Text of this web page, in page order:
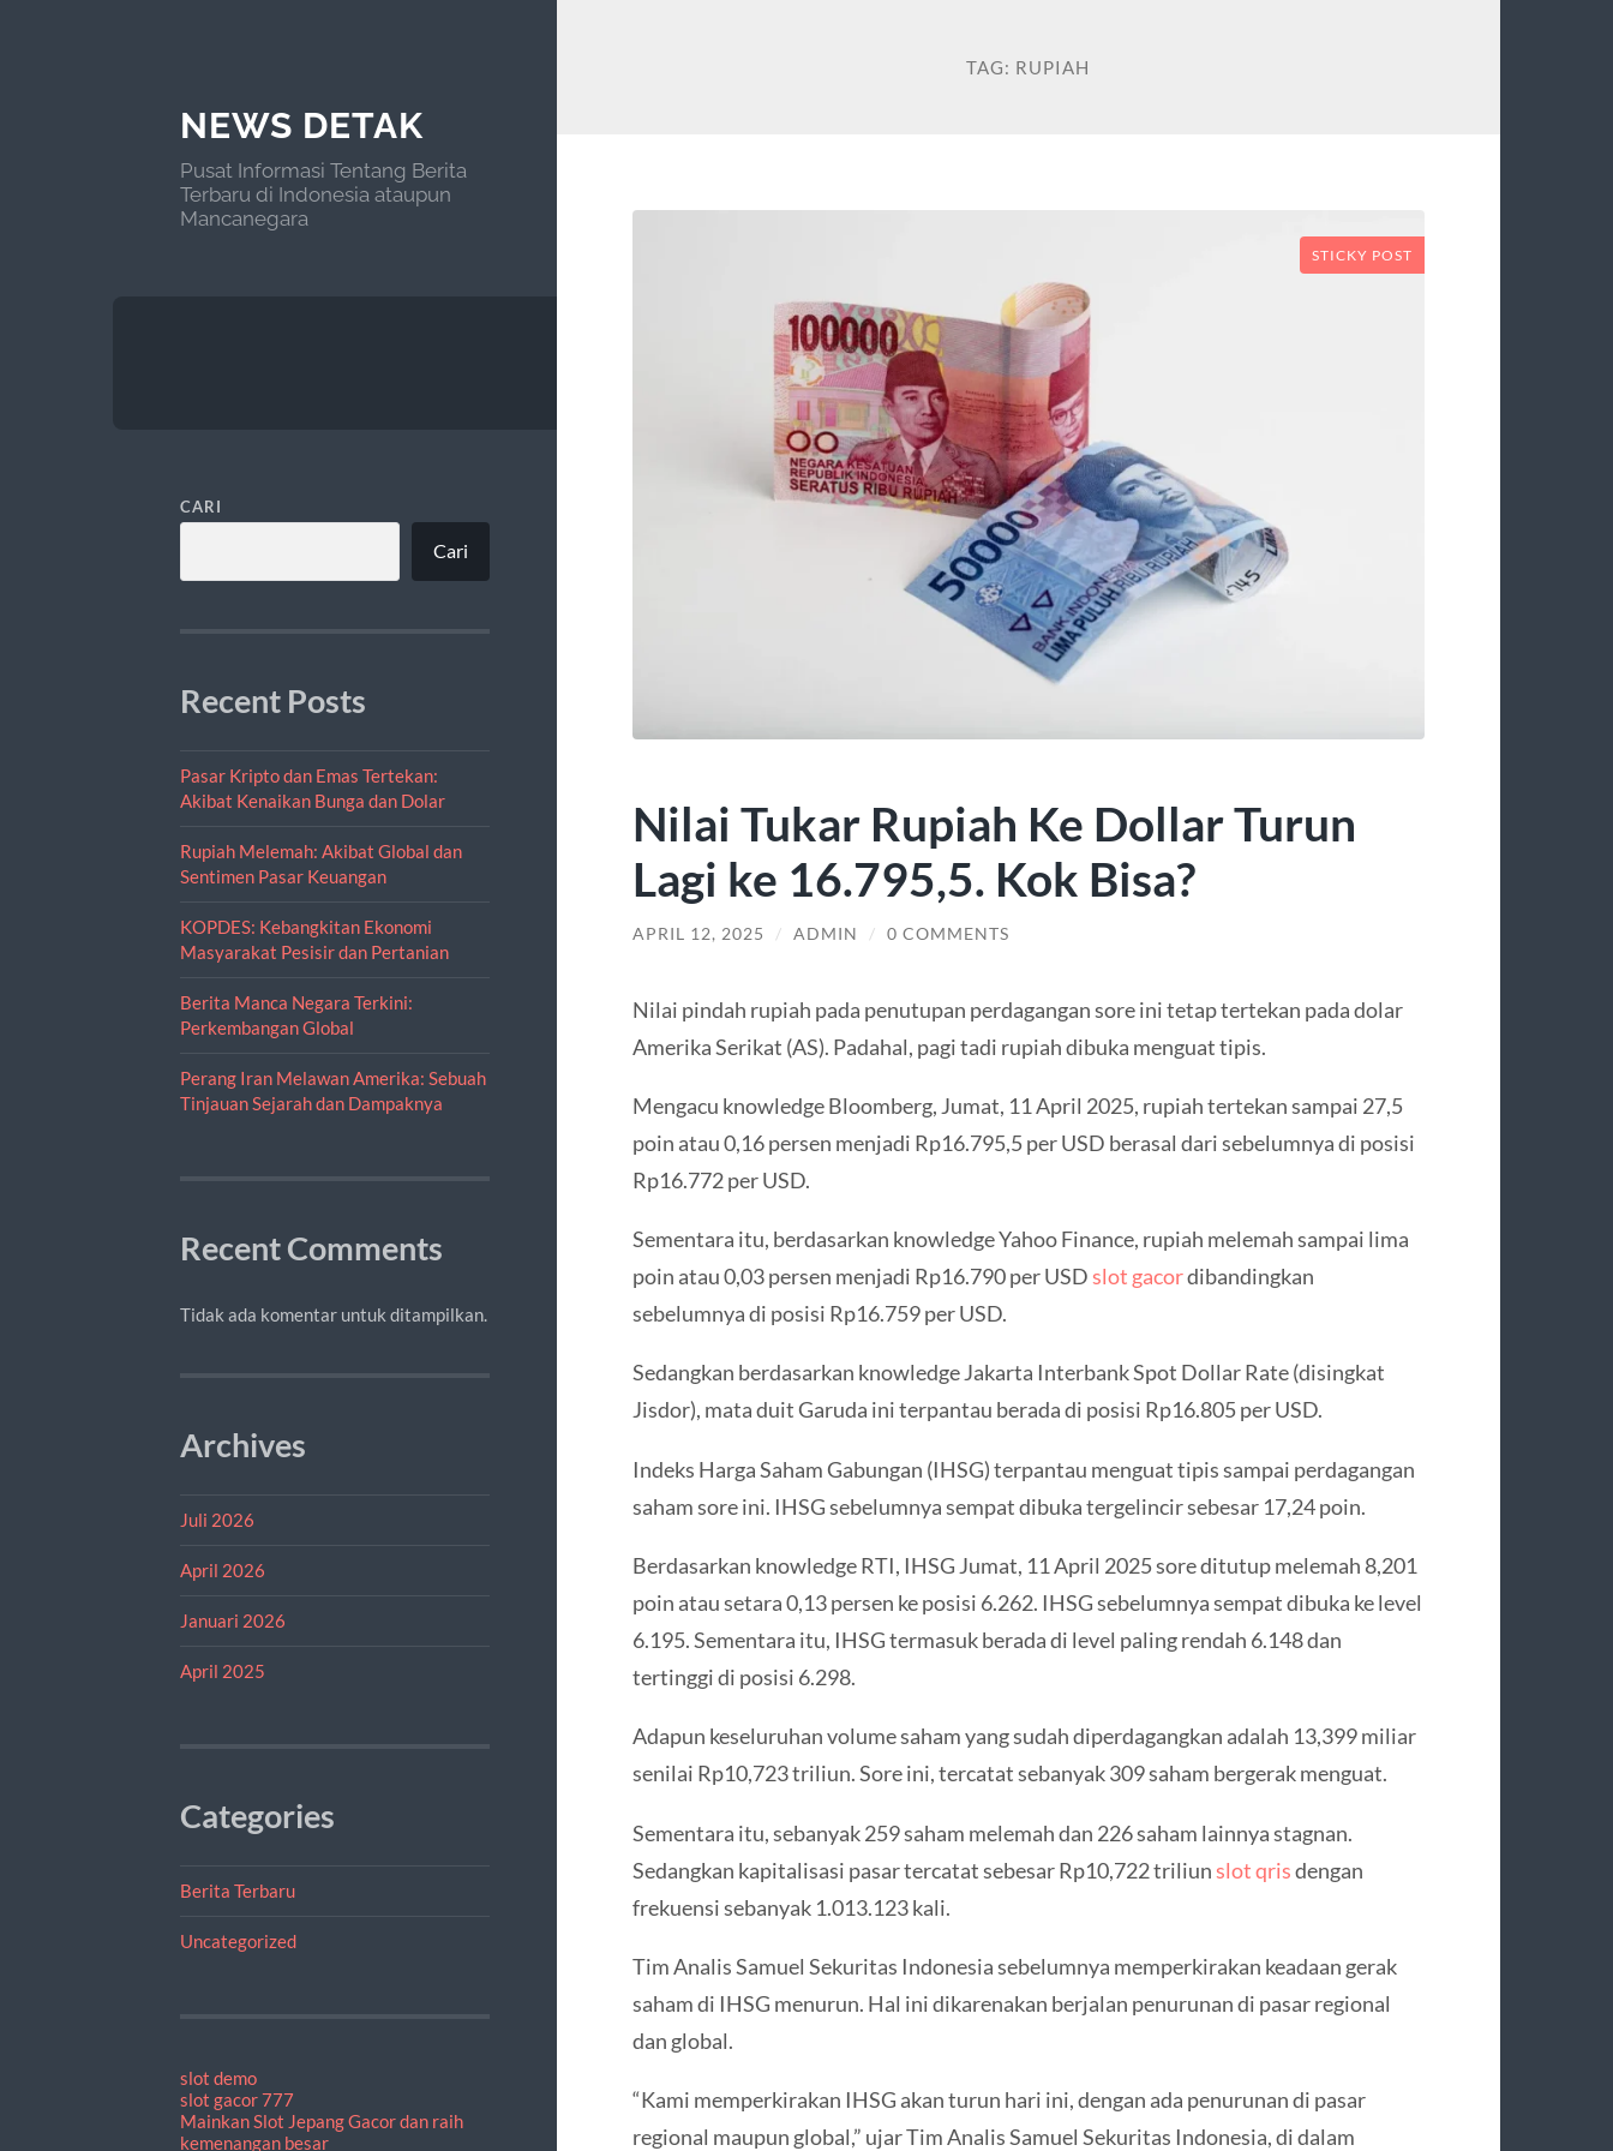
NEWS DETAK
Pusat Informasi Tentang Berita
Terbaru di Indonesia ataupun
Mancanegara
CARI
Cari
Recent Posts
Pasar Kripto dan Emas Tertekan:
Akibat Kenaikan Bunga dan Dolar
Rupiah Melemah: Akibat Global dan
Sentimen Pasar Keuangan
KOPDES: Kebangkitan Ekonomi
Masyarakat Pesisir dan Pertanian
Berita Manca Negara Terkini:
Perkembangan Global
Perang Iran Melawan Amerika: Sebuah
Tinjauan Sejarah dan Dampaknya
Recent Comments
Tidak ada komentar untuk ditampilkan.
Archives
Juli 2026
April 2026
Januari 2026
April 2025
Categories
Berita Terbaru
Uncategorized
slot demo
slot gacor 777
Mainkan Slot Jepang Gacor dan raih
kemenangan besar
TAG: RUPIAH
STICKY POST
Nilai Tukar Rupiah Ke Dollar Turun
Lagi ke 16.795,5. Kok Bisa?
APRIL 12, 2025 / ADMIN / 0 COMMENTS
Nilai pindah rupiah pada penutupan perdagangan sore ini tetap tertekan pada dolar
Amerika Serikat (AS). Padahal, pagi tadi rupiah dibuka menguat tipis.
Mengacu knowledge Bloomberg, Jumat, 11 April 2025, rupiah tertekan sampai 27,5
poin atau 0,16 persen menjadi Rp16.795,5 per USD berasal dari sebelumnya di posisi
Rp16.772 per USD.
Sementara itu, berdasarkan knowledge Yahoo Finance, rupiah melemah sampai lima
poin atau 0,03 persen menjadi Rp16.790 per USDslot gacordibandingkan
sebelumnya di posisi Rp16.759 per USD.
Sedangkan berdasarkan knowledge Jakarta Interbank Spot Dollar Rate (disingkat
Jisdor), mata duit Garuda ini terpantau berada di posisi Rp16.805 per USD.
Indeks Harga Saham Gabungan (IHSG) terpantau menguat tipis sampai perdagangan
saham sore ini. IHSG sebelumnya sempat dibuka tergelincir sebesar 17,24 poin.
Berdasarkan knowledge RTI, IHSG Jumat, 11 April 2025 sore ditutup melemah 8,201
poin atau setara 0,13 persen ke posisi 6.262. IHSG sebelumnya sempat dibuka ke level
6.195. Sementara itu, IHSG termasuk berada di level paling rendah 6.148 dan
tertinggi di posisi 6.298.
Adapun keseluruhan volume saham yang sudah diperdagangkan adalah 13,399 miliar
senilai Rp10,723 triliun. Sore ini, tercatat sebanyak 309 saham bergerak menguat.
Sementara itu, sebanyak 259 saham melemah dan 226 saham lainnya stagnan.
Sedangkan kapitalisasi pasar tercatat sebesar Rp10,722 triliunslot qrisdengan
frekuensi sebanyak 1.013.123 kali.
Tim Analis Samuel Sekuritas Indonesia sebelumnya memperkirakan keadaan gerak
saham di IHSG menurun. Hal ini dikarenakan berjalan penurunan di pasar regional
dan global.
“Kami memperkirakan IHSG akan turun hari ini, dengan ada penurunan di pasar
regional maupun global,” ujar Tim Analis Samuel Sekuritas Indonesia, di dalam